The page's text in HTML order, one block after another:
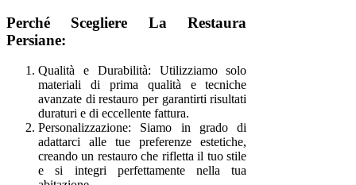
Perché Scegliere La Restaura
Persiane:
Qualità e Durabilità: Utilizziamo solo
materiali di prima qualità e tecniche
avanzate di restauro per garantirti risultati
duraturi e di eccellente fattura.
Personalizzazione: Siamo in grado di
adattarci alle tue preferenze estetiche,
creando un restauro che rifletta il tuo stile
e si integri perfettamente nella tua